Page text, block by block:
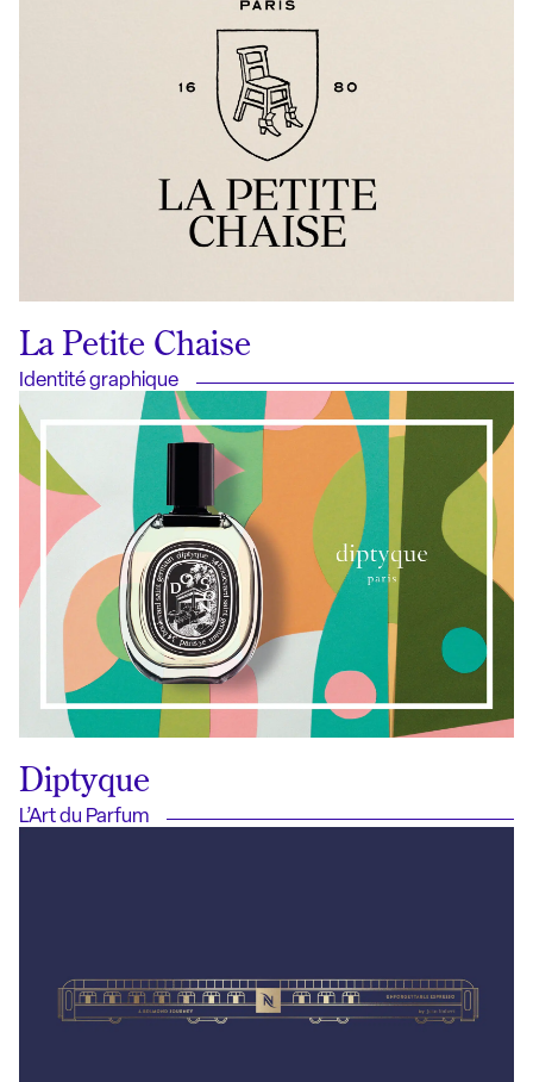
La Petite Chaise
Identité graphique
Diptyque
L’Art du Parfum